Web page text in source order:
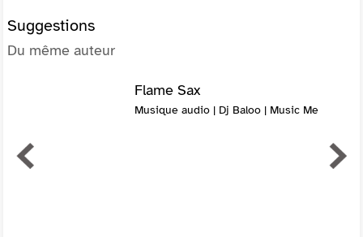
Suggestions
Du même auteur
Flame Sax
Musique audio | Dj Baloo | Music Me